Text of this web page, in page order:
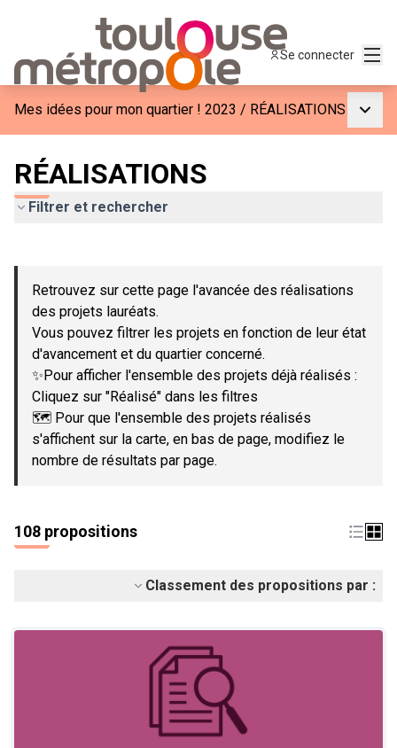
Se connecter
Mes idées pour mon quartier ! 2023 / RÉALISATIONS
RÉALISATIONS
Filtrer et rechercher
−
Retrouvez sur cette page l'avancée des réalisations
des projets lauréats.
Vous pouvez filtrer les projets en fonction de leur état
d'avancement et du quartier concerné.
✨Pour afficher l'ensemble des projets déjà réalisés :
Cliquez sur "Réalisé" dans les filtres
🗺️ Pour que l'ensemble des projets réalisés
s'affichent sur la carte, en bas de page, modifiez le
nombre de résultats par page.
108 propositions
Classement des propositions par :